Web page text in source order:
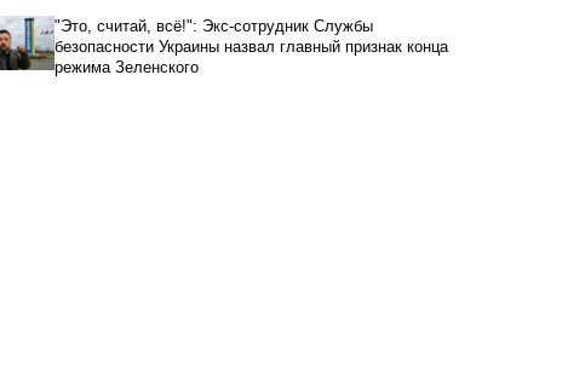
"Это, считай, всё!": Экс-сотрудник Службы
безопасности Украины назвал главный признак конца
режима Зеленского